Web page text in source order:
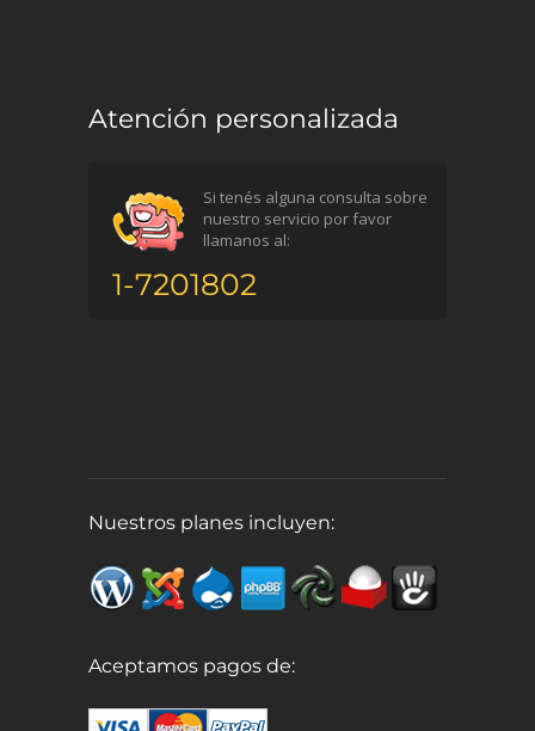
Atención personalizada
Si tenés alguna consulta sobre
nuestro servicio por favor
llamanos al:
1-7201802
Nuestros planes incluyen:
Aceptamos pagos de: